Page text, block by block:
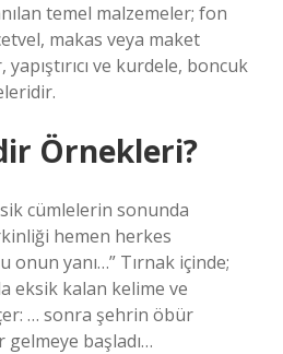
temel malzemeler; fon
makas veya maket
yapıştırıcı ve kurdele, boncuk
Örnekleri?
cümlelerin sonunda
hemen herkes
onun yanı…” Tırnak içinde;
eksik kalan kelime ve
… sonra şehrin öbür
başladı…